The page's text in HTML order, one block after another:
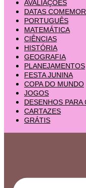
AVALIAÇÕES
DATAS
PORTUGUÊS
MATEMÁTICA
CIÊNCIAS
HISTÓRIA
GEOGRAFIA
PLANEJAMENTOS
FESTA JUNINA
COPA DO MUNDO
JOGOS
DESENHOS PARA
CARTAZES
GRÁTIS